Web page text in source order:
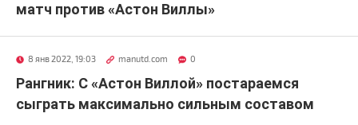
матч против «Астон Виллы»
8 янв 2022, 19:03 manutd.com 0
Рангник: С «Астон Виллой» постараемся
сыграть максимально сильным составом